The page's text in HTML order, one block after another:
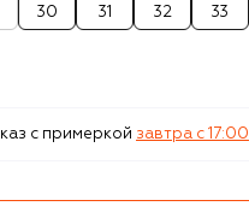
30
31
32
33
с примеркой завтра c 17:00